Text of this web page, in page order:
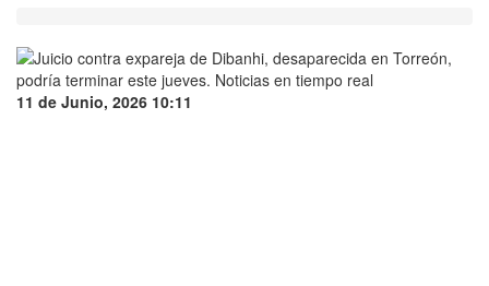
11 de Junio, 2026 10:11